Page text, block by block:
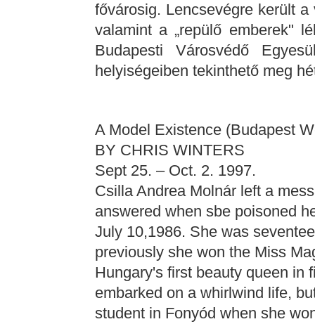
fővárosig. Lencsevégre került
valamint a „repülő emberek"
Budapesti Városvédő
helyiségeiben tekinthető meg
A Model Existence (Budapest
BY CHRIS WINTERS
Sept 25. – Oct. 2. 1997.
Csilla Andrea Molnár left a
answered when sbe poisoned
July 10,1986. She was
previously she won the Miss
Hungary's first beauty queen in
embarked on a whirlwind life,
student in Fonyód when she